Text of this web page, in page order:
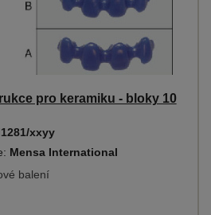
pro keramiku - bloky 10
xxyy
Mensa International
balení